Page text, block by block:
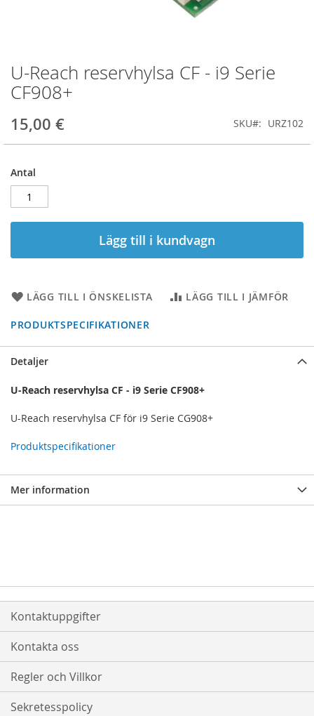
U-Reach reservhylsa CF - i9 Serie
CF908+
15,00 € SKU URZ102
Antal
Lägg till i kundvagn
LÄGG TILL I ÖNSKELISTA LÄGG TILL I JÄMFÖR
PRODUKTSPECIFIKATIONER
Hoppa
till
början
bildgalleriet
Detaljer
U-Reach reservhylsa CF - i9 Serie CF908+
U-Reach reservhylsa CF för i9 Serie CG908+
Produktspecifikationer
Mer information
Kontaktuppgifter
Kontakta oss
Regler och Villkor
Sekretesspolicy